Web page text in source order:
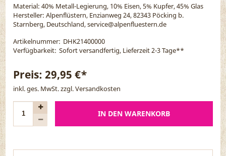
Material: 40% Metall-Legierung, 10% Eisen, 5% Kupfer, 45% Glas
Hersteller: Alpenflüstern, Enzianweg 24, 82343 Pöcking b.
Starnberg, Deutschland, service@alpenfluestern.de
Artikelnummer: DHK21400000
Verfügbarkeit: Sofort versandfertig, Lieferzeit 2-3 Tage**
Preis:29,95 €*
inkl. ges. MwSt. zzgl.Versandkosten
IN DEN WARENKORB